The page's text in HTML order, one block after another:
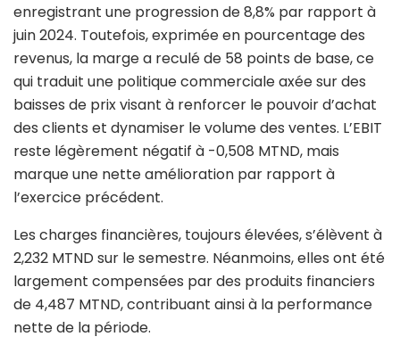
enregistrant une progression de 8,8% par rapport à
juin 2024. Toutefois, exprimée en pourcentage des
revenus, la marge a reculé de 58 points de base, ce
qui traduit une politique commerciale axée sur des
baisses de prix visant à renforcer le pouvoir d’achat
des clients et dynamiser le volume des ventes. L’EBIT
reste légèrement négatif à -0,508 MTND, mais
marque une nette amélioration par rapport à
l’exercice précédent.
Les charges financières, toujours élevées, s’élèvent à
2,232 MTND sur le semestre. Néanmoins, elles ont été
largement compensées par des produits financiers
de 4,487 MTND, contribuant ainsi à la performance
nette de la période.